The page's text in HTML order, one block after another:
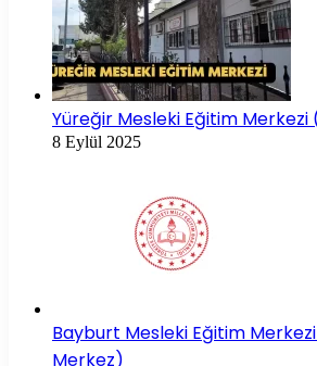
Yüreğir Mesleki Eğitim
8 Eylül 2025
Bayburt Mesleki Eğitim
Merkez)